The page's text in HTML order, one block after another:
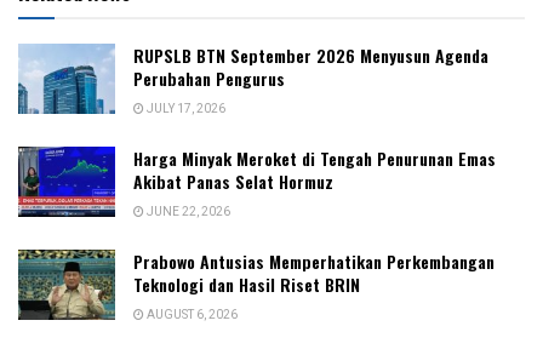
RUPSLB BTN September 2026 Menyusun Agenda
Perubahan Pengurus
JULY 17, 2026
Harga Minyak Meroket di Tengah Penurunan Emas
Akibat Panas Selat Hormuz
JUNE 22, 2026
Prabowo Antusias Memperhatikan Perkembangan
Teknologi dan Hasil Riset BRIN
AUGUST 6, 2026